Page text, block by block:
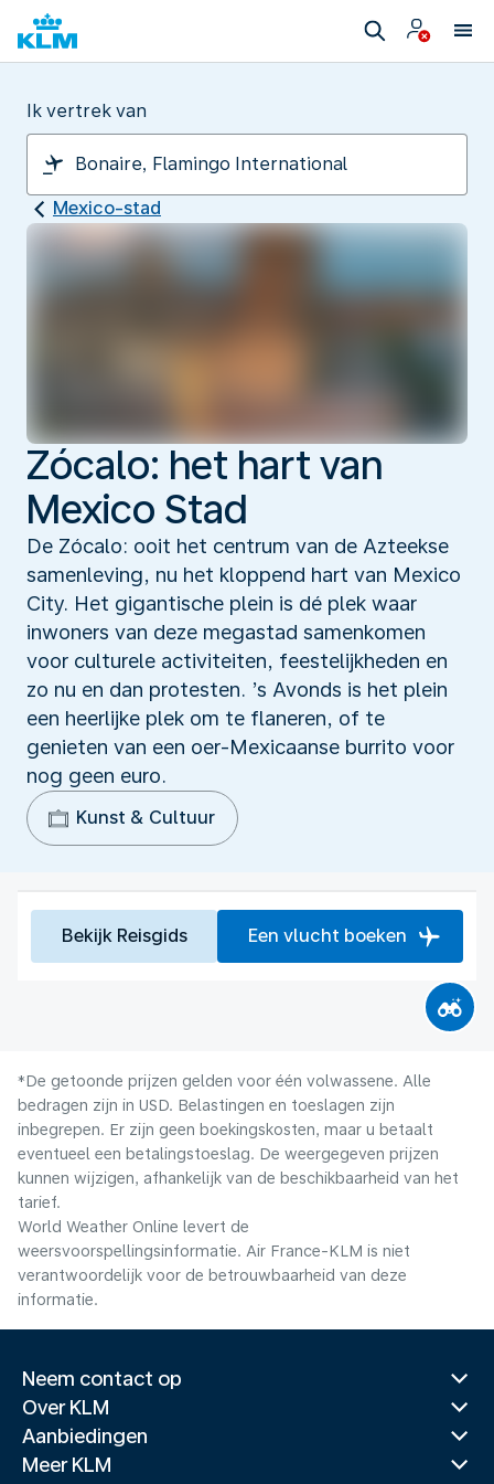
Ik vertrek van
Mexico-stad
Zócalo: het hart van
Mexico Stad
De Zócalo: ooit het centrum van de Azteekse
samenleving, nu het kloppend hart van Mexico
City. Het gigantische plein is dé plek waar
inwoners van deze megastad samenkomen
voor culturele activiteiten, feestelijkheden en
zo nu en dan protesten. ’s Avonds is het plein
een heerlijke plek om te flaneren, of te
genieten van een oer-Mexicaanse burrito voor
nog geen euro.
Kunst & Cultuur
Bekijk Reisgids Een vlucht boeken
*De getoonde prijzen gelden voor één volwassene. Alle
bedragen zijn in USD. Belastingen en toeslagen zijn
inbegrepen. Er zijn geen boekingskosten, maar u betaalt
eventueel een betalingstoeslag. De weergegeven prijzen
kunnen wijzigen, afhankelijk van de beschikbaarheid van het
tarief.
World Weather Online levert de
weersvoorspellingsinformatie. Air France-KLM is niet
verantwoordelijk voor de betrouwbaarheid van deze
informatie.
Neem contact op
Over KLM
Aanbiedingen
Meer KLM